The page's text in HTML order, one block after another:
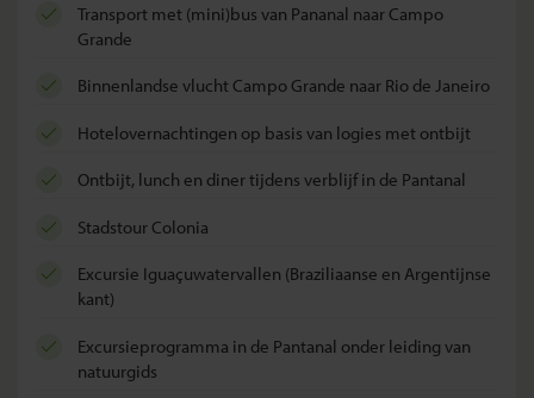
transport met (mini)bus van Pananal naar Campo
Grande
binnenlandse vlucht Campo Grande naar Rio de Janeiro
hotelovernachtingen op basis van logies met ontbijt
ontbijt, lunch en diner tijdens verblijf in de Pantanal
stadstour Colonia
excursie Iguaçuwatervallen (Braziliaanse en Argentijnse
kant)
excursieprogramma in de Pantanal onder leiding van
natuurgids